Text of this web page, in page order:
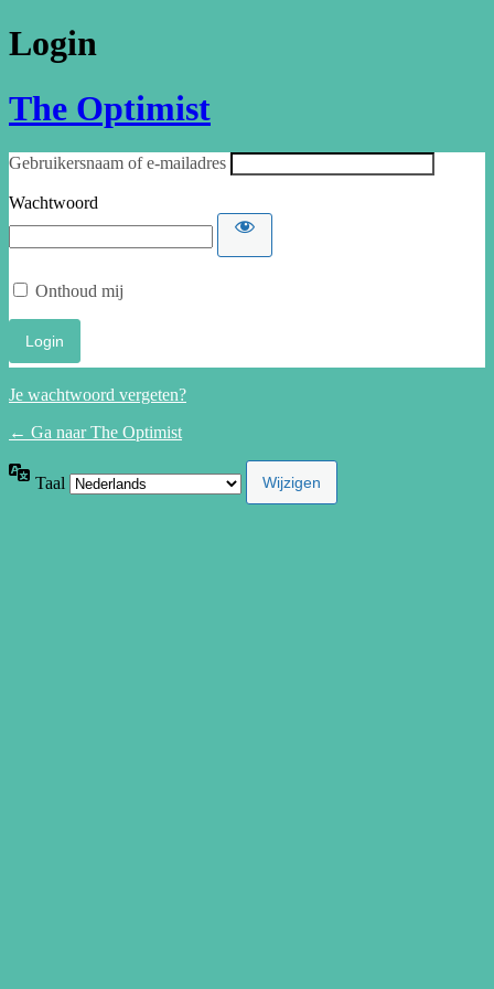
Login
The Optimist
Gebruikersnaam of e-mailadres
Wachtwoord
Onthoud mij
Je wachtwoord vergeten?
← Ga naar The Optimist
Taal